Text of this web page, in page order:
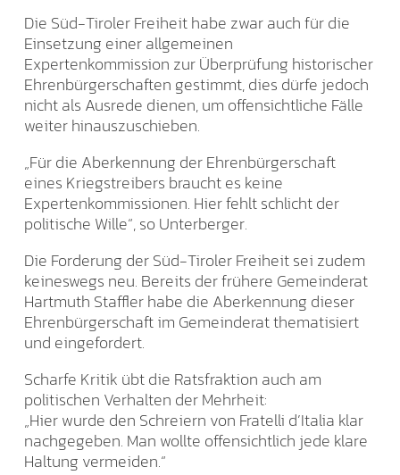
Die Süd-Tiroler Freiheit habe zwar auch für die
Einsetzung einer allgemeinen
Expertenkommission zur Überprüfung historischer
Ehrenbürgerschaften gestimmt, dies dürfe jedoch
nicht als Ausrede dienen, um offensichtliche Fälle
weiter hinauszuschieben.
„Für die Aberkennung der Ehrenbürgerschaft
eines Kriegstreibers braucht es keine
Expertenkommissionen. Hier fehlt schlicht der
politische Wille“, so Unterberger.
Die Forderung der Süd-Tiroler Freiheit sei zudem
keineswegs neu. Bereits der frühere Gemeinderat
Hartmuth Staffler habe die Aberkennung dieser
Ehrenbürgerschaft im Gemeinderat thematisiert
und eingefordert.
Scharfe Kritik übt die Ratsfraktion auch am
politischen Verhalten der Mehrheit:
„Hier wurde den Schreiern von Fratelli d’Italia klar
nachgegeben. Man wollte offensichtlich jede klare
Haltung vermeiden.“